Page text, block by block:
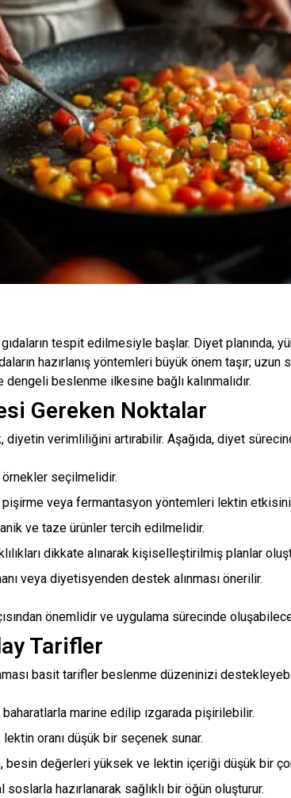
tespit edilmesiyle başlar. Diyet planında,
hazırlanış yöntemleri büyük önem taşır;
beslenme ilkesine bağlı kalınmalıdır.
Gereken Noktalar
verimliliğini artırabilir. Aşağıda, diyet
örnekler seçilmelidir.
veya fermantasyon yöntemleri lektin
ve taze ürünler tercih edilmelidir.
dikkate alınarak kişiselleştirilmiş planlar
veya diyetisyenden destek alınması önerilir.
önemlidir ve uygulama sürecinde
Tarifler
basit tarifler beslenme düzeninizi
marine edilip ızgarada pişirilebilir.
oranı düşük bir seçenek sunar.
besin değerleri yüksek ve lektin içeriği düşük bir
hazırlanarak sağlıklı bir öğün oluşturur.